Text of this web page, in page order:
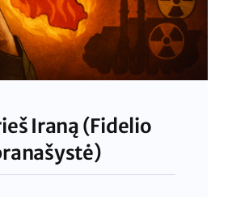
Iraną (Fidelio